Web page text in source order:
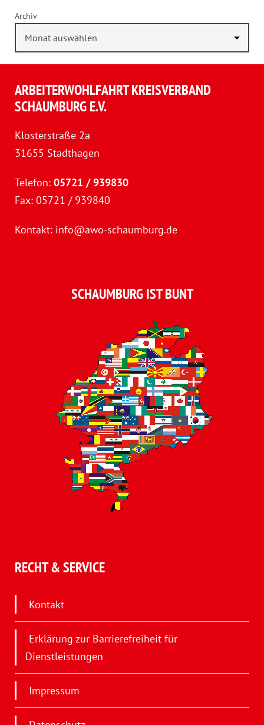
Archiv
ARBEITERWOHLFAHRT KREISVERBAND
SCHAUMBURG E.V.
Klosterstraße 2a
31655 Stadthagen
Telefon: 05721 / 939830
Fax: 05721 / 939840
Kontakt: info@awo-schaumburg.de
SCHAUMBURG IST BUNT
RECHT & SERVICE
Kontakt
Erklärung zur Barrierefreiheit für
Dienstleistungen
Impressum